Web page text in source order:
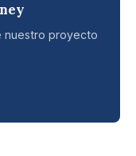
nuestro proyecto